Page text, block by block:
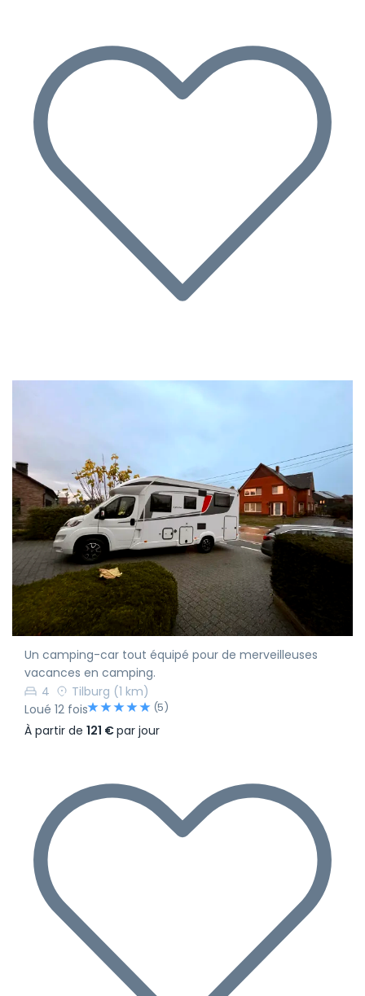
Un camping-car tout équipé pour de merveilleuses
vacances en camping.
4
Tilburg (1 km)
Loué 12 fois
(5)
À partir de 121 €par jour